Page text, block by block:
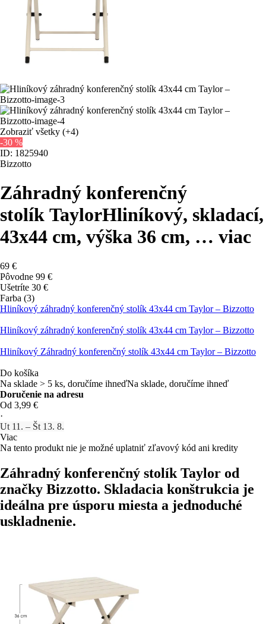
Zobraziť všetky (+4)
-30 %
ID: 1825940
Bizzotto
Záhradný konferenčný
stolík TaylorHliníkový, skladací,
43x44 cm, výška 36 cm, … viac
69 €
Pôvodne 99 €
Ušetríte 30 €
Farba (3)
Hliníkový záhradný konferenčný stolík 43x44 cm Taylor – Bizzotto
Hliníkový záhradný konferenčný stolík 43x44 cm Taylor – Bizzotto
Hliníkový Záhradný konferenčný stolík 43x44 cm Taylor – Bizzotto
Do košíka
Na sklade > 5 ks, doručíme ihneďNa sklade, doručíme ihneď
Doručenie na adresu
Od 3,99 €
·
Ut 11. – Št 13. 8.
Viac
Na tento produkt nie je možné uplatniť zľavový kód ani kredity
Záhradný konferenčný stolík Taylor od
značky Bizzotto. Skladacia konštrukcia je
ideálna pre úsporu miesta a jednoduché
uskladnenie.